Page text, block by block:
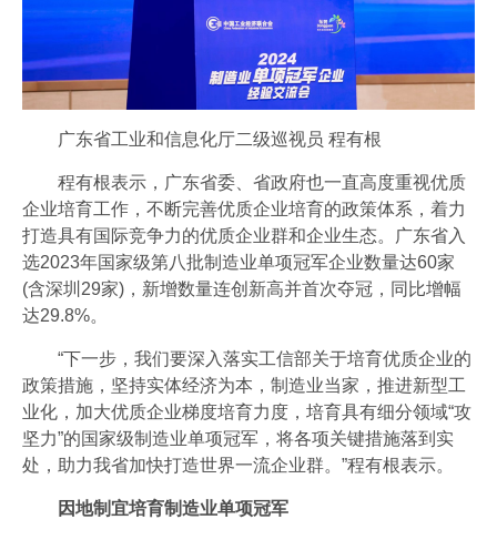
广东省工业和信息化厅二级巡视员 程有根
程有根表示，广东省委、省政府也一直高度重视优质
企业培育工作，不断完善优质企业培育的政策体系，着力
打造具有国际竞争力的优质企业群和企业生态。广东省入
选2023年国家级第八批制造业单项冠军企业数量达60家
(含深圳29家)，新增数量连创新高并首次夺冠，同比增幅
达29.8%。
“下一步，我们要深入落实工信部关于培育优质企业的
政策措施，坚持实体经济为本，制造业当家，推进新型工
业化，加大优质企业梯度培育力度，培育具有细分领域“攻
坚力”的国家级制造业单项冠军，将各项关键措施落到实
处，助力我省加快打造世界一流企业群。”程有根表示。
因地制宜培育制造业单项冠军